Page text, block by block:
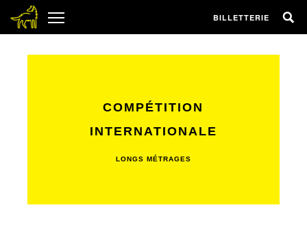
BILLETTERIE
COMPÉTITION
INTERNATIONALE
LONGS MÉTRAGES